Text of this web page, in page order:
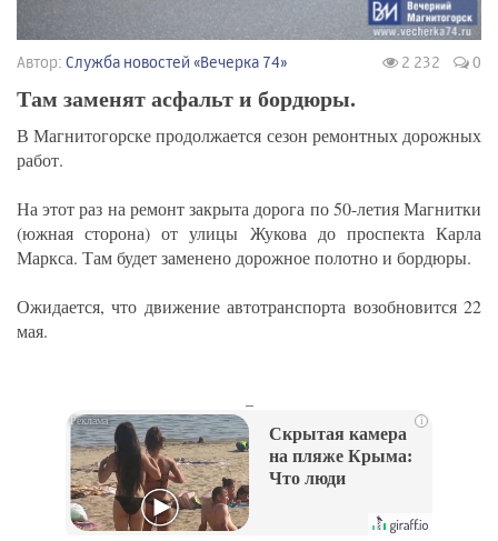
Автор: Служба новостей «Вечерка 74» 2 232 0
Там заменят асфальт и бордюры.
В Магнитогорске продолжается сезон ремонтных дорожных
работ.
На этот раз на ремонт закрыта дорога по 50-летия Магнитки
(южная сторона) от улицы Жукова до проспекта Карла
Маркса. Там будет заменено дорожное полотно и бордюры.
Ожидается, что движение автотранспорта возобновится 22
мая.
i
Скрытая камера
на пляже Крыма:
Что люди
их не видят...